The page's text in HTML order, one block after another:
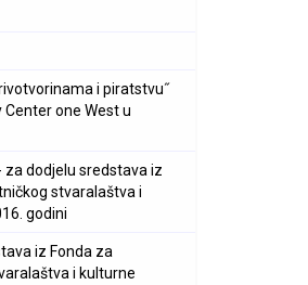
i piratstvu˝
one West u
za dodjelu sredstava iz
stvaralaštva i
godini
iz Fonda za
i kulturne